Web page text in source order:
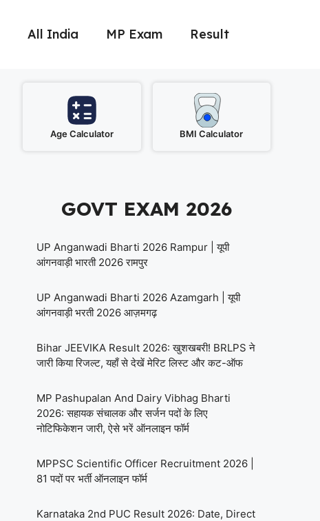
All India MP Exam Result
Age Calculator BMI Calculator
GOVT EXAM 2026
UP Anganwadi Bharti 2026 Rampur | यूपी
आंगनवाड़ी भारती 2026 रामपुर
UP Anganwadi Bharti 2026 Azamgarh | यूपी
आंगनवाड़ी भरती 2026 आज़मगढ़
Bihar JEEVIKA Result 2026: खुशखबरी! BRLPS ने
जारी किया रिजल्ट, यहाँ से देखें मेरिट लिस्ट और कट-ऑफ
MP Pashupalan And Dairy Vibhag Bharti
2026: सहायक संचालक और सर्जन पदों के लिए
नोटिफिकेशन जारी, ऐसे भरें ऑनलाइन फॉर्म
MPPSC Scientific Officer Recruitment 2026 |
81 पदों पर भर्ती ऑनलाइन फॉर्म
Karnataka 2nd PUC Result 2026: Date, Direct